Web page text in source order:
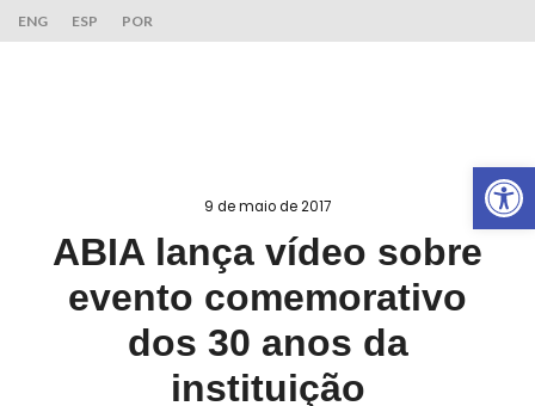
ENG ESP POR
9 de maio de 2017
ABIA lança vídeo sobre
evento comemorativo
dos 30 anos da
instituição